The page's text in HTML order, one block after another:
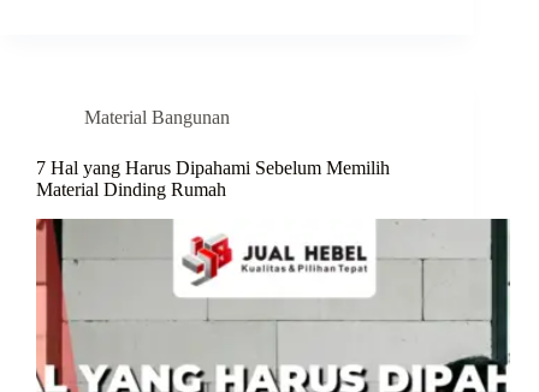
Material Bangunan
7 Hal yang Harus Dipahami Sebelum Memilih
Material Dinding Rumah